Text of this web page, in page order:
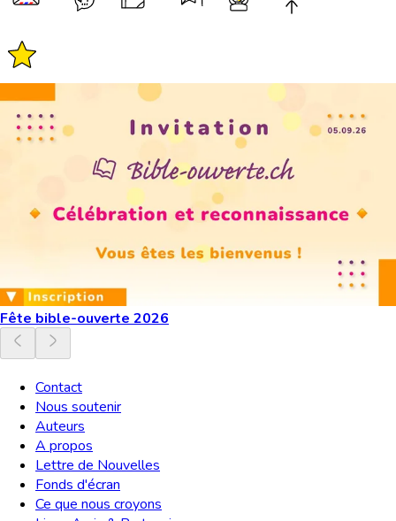
Fête bible-ouverte 2026
Contact
Nous soutenir
Auteurs
A propos
Lettre de Nouvelles
Fonds d'écran
Ce que nous croyons